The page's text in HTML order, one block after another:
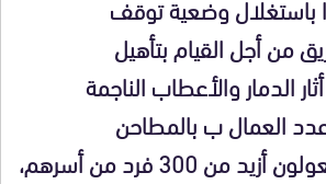
من أجل القيام بتأهيل
الدمار والأعطاب الناجمة
العمال ب بالمطاحن